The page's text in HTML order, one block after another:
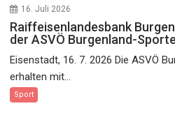
16. Juli 2026
Raiffeisenlandesbank
der ASVÖ Burgenland-
Eisenstadt, 16. 7. 2026 Die ASVÖ
erhalten mit...
Sport